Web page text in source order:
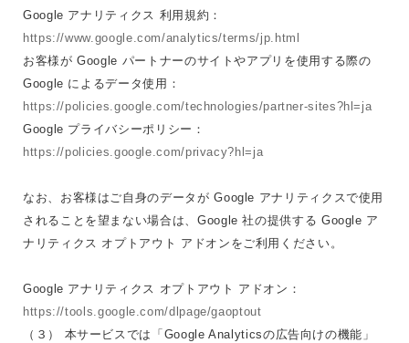
Google アナリティクス 利用規約：
https://www.google.com/analytics/terms/jp.html
お客様が Google パートナーのサイトやアプリを使用する際の
Google によるデータ使用：
https://policies.google.com/technologies/partner-sites?hl=ja
Google プライバシーポリシー：
https://policies.google.com/privacy?hl=ja
なお、お客様はご自身のデータが Google アナリティクスで使用
されることを望まない場合は、Google 社の提供する Google ア
ナリティクス オプトアウト アドオンをご利用ください。
Google アナリティクス オプトアウト アドオン：
https://tools.google.com/dlpage/gaoptout
（３） 本サービスでは「Google Analyticsの広告向けの機能」